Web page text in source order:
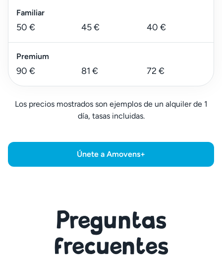
Familiar
50 € 45 € 40 €
Premium
90 € 81 € 72 €
Los precios mostrados son ejemplos de un alquiler de 1
día, tasas incluidas.
Únete a Amovens+
Preguntas
frecuentes